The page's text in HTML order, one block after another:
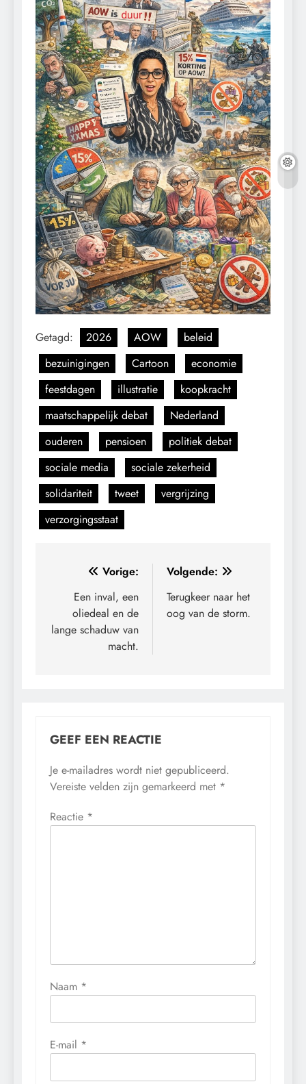
Getagd: 2026 AOW
beleid
bezuinigingen
Cartoon
economie
feestdagen
illustratie
koopkracht
maatschappelijk debat
Nederland
ouderen
pensioen
politiek debat
sociale media
sociale zekerheid
solidariteit
tweet
vergrijzing
verzorgingsstaat
Bericht
navigatie
Vorige:
Een inval, een
oliedeal en de
lange schaduw van
macht.
Volgende:
Terugkeer naar het
oog van de storm.
GEEF EEN REACTIE
Je e-mailadres wordt niet gepubliceerd.
Vereiste velden zijn gemarkeerd met *
Reactie *
Naam *
E-mail *